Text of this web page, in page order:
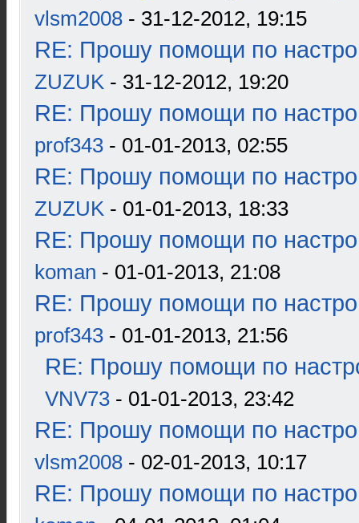
vlsm2008 - 31-12-2012, 19:15
RE: Прошу помощи по
ZUZUK - 31-12-2012, 19:20
RE: Прошу помощи по
prof343 - 01-01-2013, 02:55
RE: Прошу помощи по
ZUZUK - 01-01-2013, 18:33
RE: Прошу помощи по
koman - 01-01-2013, 21:08
RE: Прошу помощи по
prof343 - 01-01-2013, 21:56
RE: Прошу помощи по
VNV73 - 01-01-2013, 23:42
RE: Прошу помощи по
vlsm2008 - 02-01-2013, 10:17
RE: Прошу помощи по